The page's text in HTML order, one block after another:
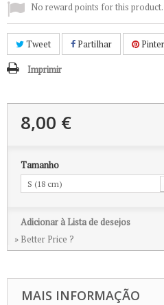
No reward points for this product.
Tweet Partilhar
Imprimir
8,00 €
Tamanho
S (18 cm)
Adicionar à Lista de desejos
» Better Price ?
MAIS INFORMAÇÃO